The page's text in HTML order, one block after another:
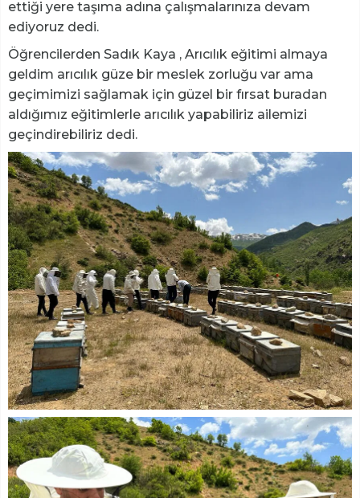
ettiği yere taşıma adına çalışmalarınıza devam
ediyoruz dedi.
Öğrencilerden Sadık Kaya , Arıcılık eğitimi almaya
geldim arıcılık güze bir meslek zorluğu var ama
geçimimizi sağlamak için güzel bir fırsat buradan
aldığımız eğitimlerle arıcılık yapabiliriz ailemizi
geçindirebiliriz dedi.